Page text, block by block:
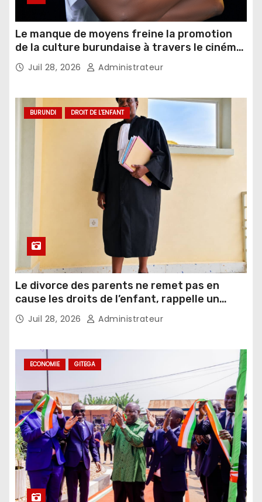
Le manque de moyens freine la promotion
de la culture burundaise à travers le cinéma,
selon un réalisateur
Juil 28, 2026 Administrateur
BURUNDI DROIT DE L'ENFANT
Le divorce des parents ne remet pas en
cause les droits de l’enfant, rappelle un
juriste
Juil 28, 2026 Administrateur
ECONOMIE GITEGA